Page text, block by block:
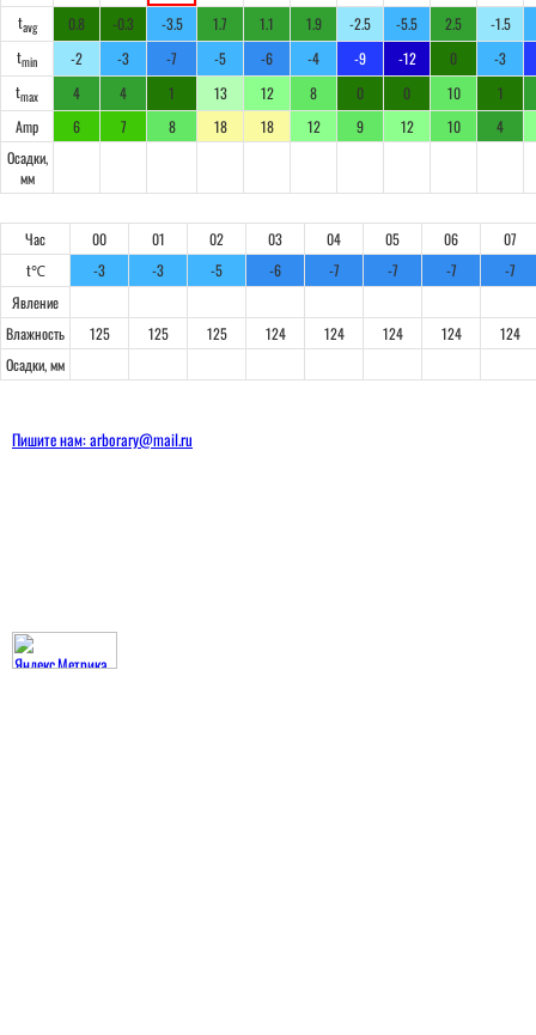
tavg 0.8 -0.3 -3.5 1.7 1.1 1.9 -2.5 -5.5 2.5
-1.5
tmin -2 -3 -7 -5 -6 -4 -9 -12 0
-3
tmax 4 4 1 13 12 8 0 0 10
1
Amp
6 7 8 18 18 12 9 12 10
4
Осадки,
мм
Час 00 01 02 03 04 05 06
07
t℃
-3 -3 -5 -6 -7 -7 -7
-7
Явление
Влажность
125 125 125 124 124 124 124
124
Осадки, мм
Пишите нам: arborary@mail.ru